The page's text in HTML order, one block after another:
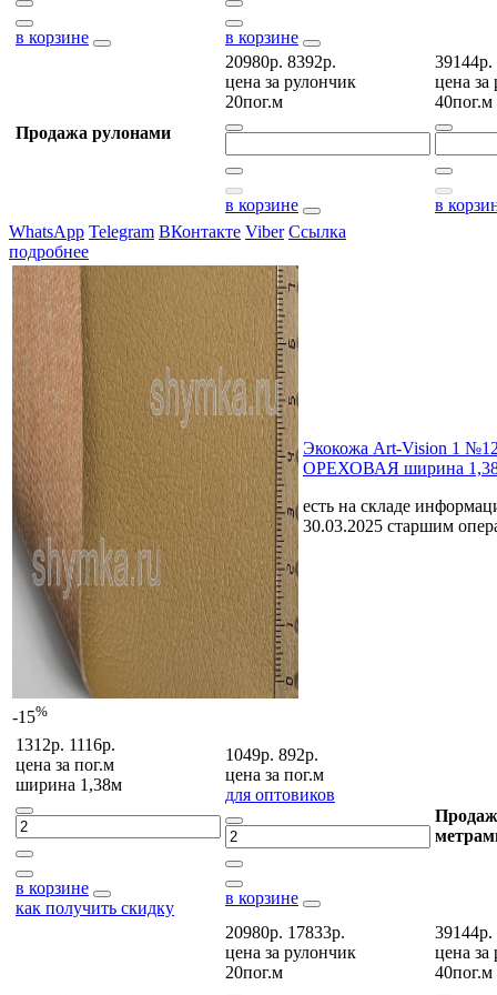
в корзине в корзине
Продажа рулонами
20980р. 8392р.
цена за рулончик
20пог.м
в корзине
39144р.
цена за
40пог.м
в
WhatsApp Telegram ВКонтакте Viber Ссылка
подробнее
-15%
Экокожа Art-Vision 1
ОРЕХОВАЯ ширина
есть на складе
30.03.2025 старшим
1312р. 1116р.
цена за пог.м
ширина 1,38м
в корзине
как получить скидку
1049р. 892р.
цена за пог.м
для оптовиков
в корзине
20980р. 17833р.
цена за рулончик
20пог.м
39144р.
цена за
40пог.м